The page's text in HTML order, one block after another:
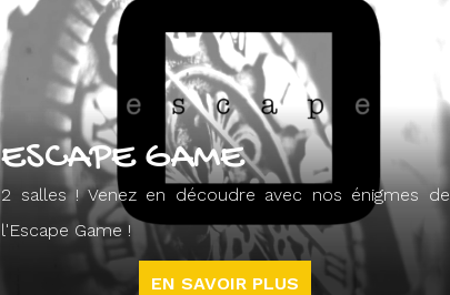
ESCAPE GAME
2 salles ! Venez en découdre avec nos énigmes de
l'Escape Game !
EN SAVOIR PLUS